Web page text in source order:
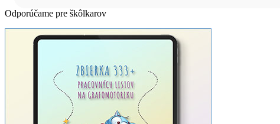
Odporúčame pre škôlkarov